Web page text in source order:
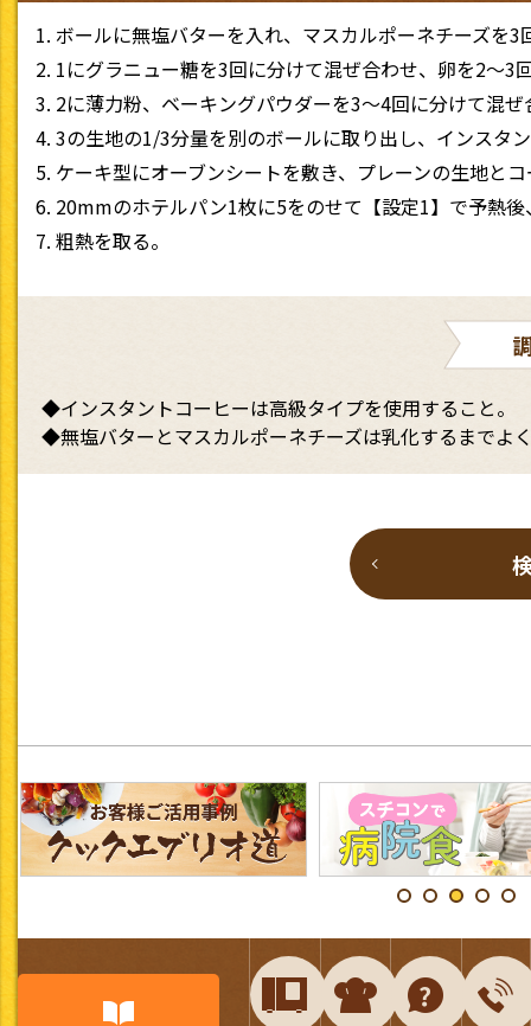
ボールに無塩バターを入れ、マスカルポーネチーズを
1にグラニュー糖を3回に分けて混ぜ合わせ、卵を2〜3
2に薄力粉、ベーキングパウダーを3〜4回に分けて混ぜ
3の生地の1/3分量を別のボールに取り出し、インスタ
ケーキ型にオーブンシートを敷き、プレーンの生地と
20mmのホテルパン1枚に5をのせて【設定1】で予熱
粗熱を取る。
◆インスタントコーヒーは高級タイプを使用すること。
◆無塩バターとマスカルポーネチーズは乳化するまでよ